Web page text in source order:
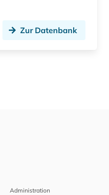
Zur Datenbank
Administration